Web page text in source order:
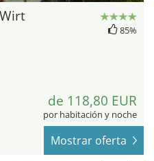
85%
de 118,80 EUR
por habitación y noche
Mostrar oferta